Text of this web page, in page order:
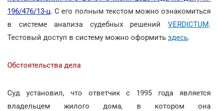
196/476/13-ц. С его полным текстом можно ознакомиться
в системе анализа судебных решений VERDICTUM.
Тестовый доступ в систему можно оформить здесь.
Обстоятельства дела
Суд установил, что ответчик с 1995 года является
владельцем жилого дома, в котором она